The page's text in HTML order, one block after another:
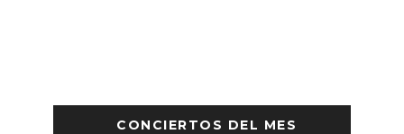
CONCIERTOS DEL MES